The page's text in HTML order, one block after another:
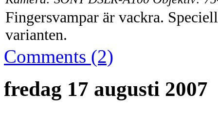
Fingersvampar är vackra.
varianten.
Comments (2)
fredag 17 augusti 2007